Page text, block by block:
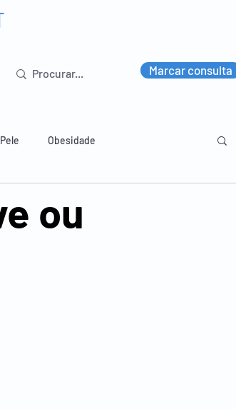
Marcar consulta
Pele Obesidade
ou